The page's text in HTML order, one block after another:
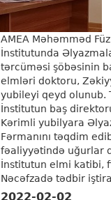
AMEA Məhəmməd
İnstitutunda
tərcüməsi şöbəsinin
elmləri doktoru,
yubileyi qeyd olunub.
İnstitutun baş
Kərimli yubilyara
Fərmanını təqdim
fəaliyyətində uğurlar
İnstitutun elmi katibi,
Nəcəfzadə tədbir
2022-02-02